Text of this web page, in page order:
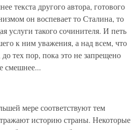
текста другого автора, готового
он воспевает то Сталина, то
услуги такого сочинителя. И петь
к ним уважения, а над всем, что
тех пор, пока это не запрещено
смешнее...
мере соответствуют тем
историю страны. Некоторые